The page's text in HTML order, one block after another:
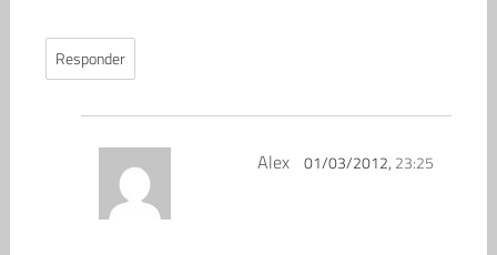
Responder
Alex 01/03/2012, 23:25